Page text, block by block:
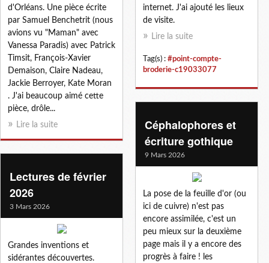
d'Orléans. Une pièce écrite
par Samuel Benchetrit (nous
avions vu "Maman" avec
Vanessa Paradis) avec Patrick
Timsit, François-Xavier
Demaison, Claire Nadeau,
Jackie Berroyer, Kate Moran
. J'ai beaucoup aimé cette
pièce, drôle...
Lire la suite
internet. J'ai ajouté les lieux
de visite.
Lire la suite
Tag(s) : #point-compte-
broderie-c19033077
Céphalophores et
écriture gothique
9 Mars 2026
La pose de la feuille d'or (ou
ici de cuivre) n'est pas
encore assimilée, c'est un
peu mieux sur la deuxième
page mais il y a encore des
progrès à faire ! les
Lectures de février
2026
3 Mars 2026
Grandes inventions et
sidérantes découvertes.